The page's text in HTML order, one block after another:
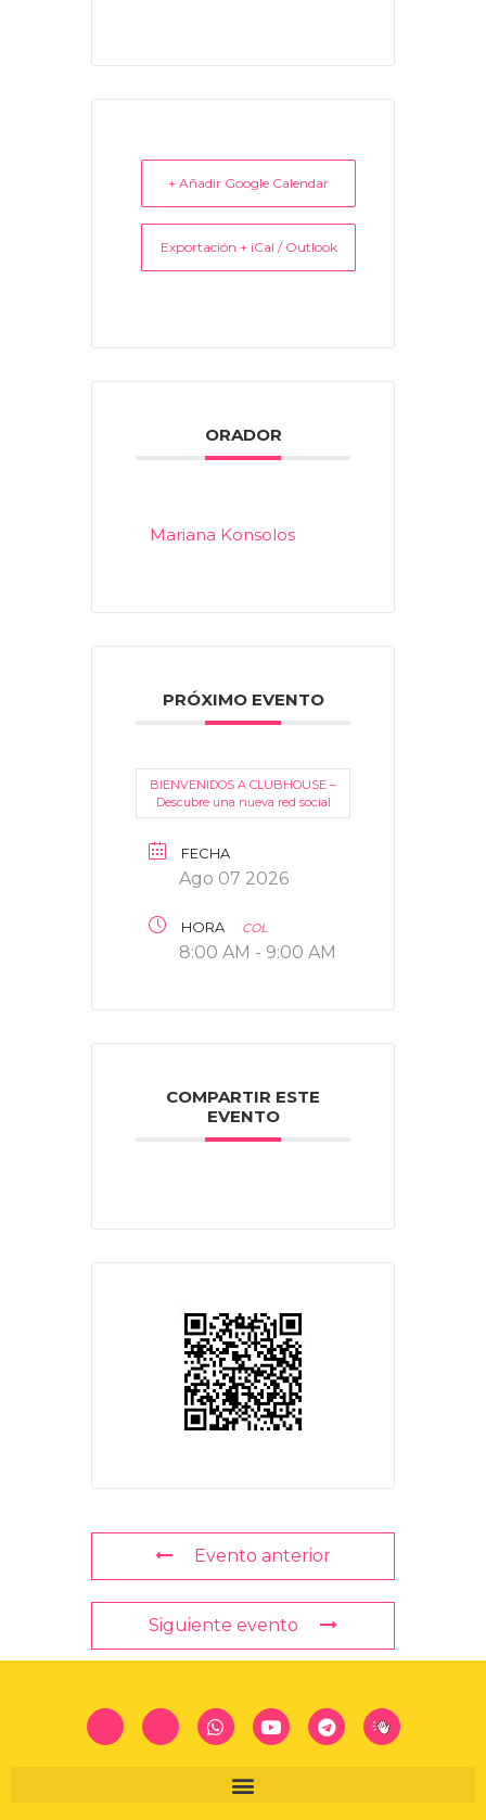
+ Añadir Google Calendar
Exportación + iCal / Outlook
ORADOR
Mariana Konsolos
PRÓXIMO EVENTO
BIENVENIDOS A CLUBHOUSE –
Descubre una nueva red social
FECHA
Ago 07 2026
HORA COL
8:00 AM - 9:00 AM
COMPARTIR ESTE
EVENTO
Evento anterior
Siguiente evento